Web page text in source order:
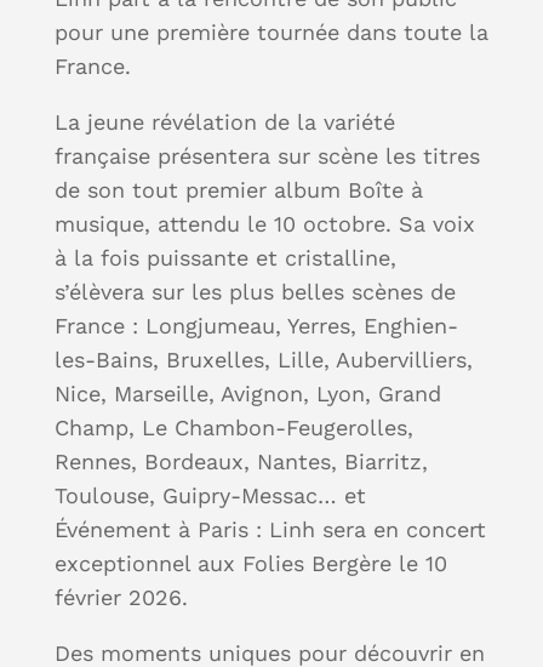
pour une première tournée dans toute la
France.
La jeune révélation de la variété
française présentera sur scène les titres
de son tout premier album Boîte à
musique, attendu le 10 octobre. Sa voix
à la fois puissante et cristalline,
s’élèvera sur les plus belles scènes de
France : Longjumeau, Yerres, Enghien-
les-Bains, Bruxelles, Lille, Aubervilliers,
Nice, Marseille, Avignon, Lyon, Grand
Champ, Le Chambon-Feugerolles,
Rennes, Bordeaux, Nantes, Biarritz,
Toulouse, Guipry-Messac… et
Événement à Paris : Linh sera en concert
exceptionnel aux Folies Bergère le 10
février 2026.
Des moments uniques pour découvrir en